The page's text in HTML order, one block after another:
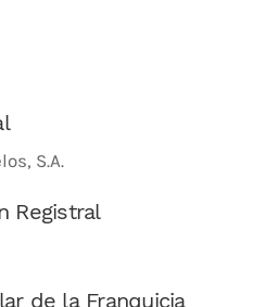
S.A.
Registral
de la Franquicia